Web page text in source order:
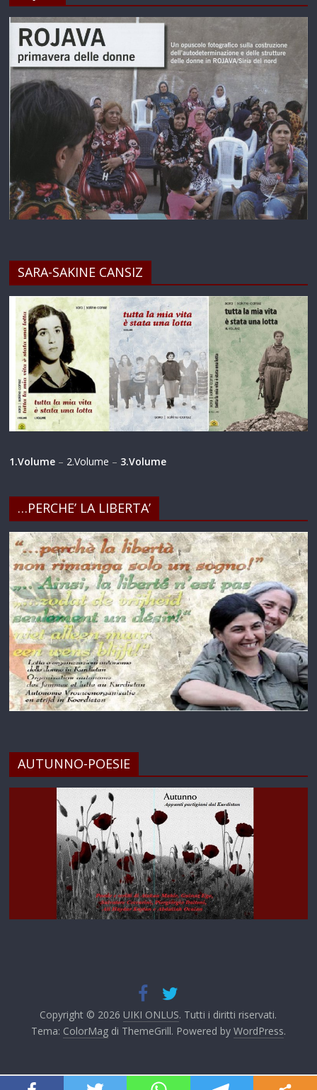
SARA-SAKINE CANSIZ
1.Volume – 2.Volume – 3.Volume
…PERCHE’ LA LIBERTA’
AUTUNNO-POESIE
Copyright © 2026 UIKI ONLUS. Tutti i diritti riservati.
Tema: ColorMagdi ThemeGrill. Powered by WordPress.